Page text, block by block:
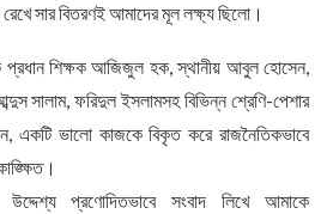
সার বিতরণই আমাদের মূল লক্ষ্য ছিলো।
প্রধান শিক্ষক আজিজুল হক, স্থানীয় আবুল হোসেন,
সালাম, ফরিদুল ইসলামসহ বিভিন্ন শ্রেণি-পেশার
একটি ভালো কাজকে বিকৃত করে রাজনৈতিকভাবে
প্রণোদিতভাবে সংবাদ লিখে আমাকে